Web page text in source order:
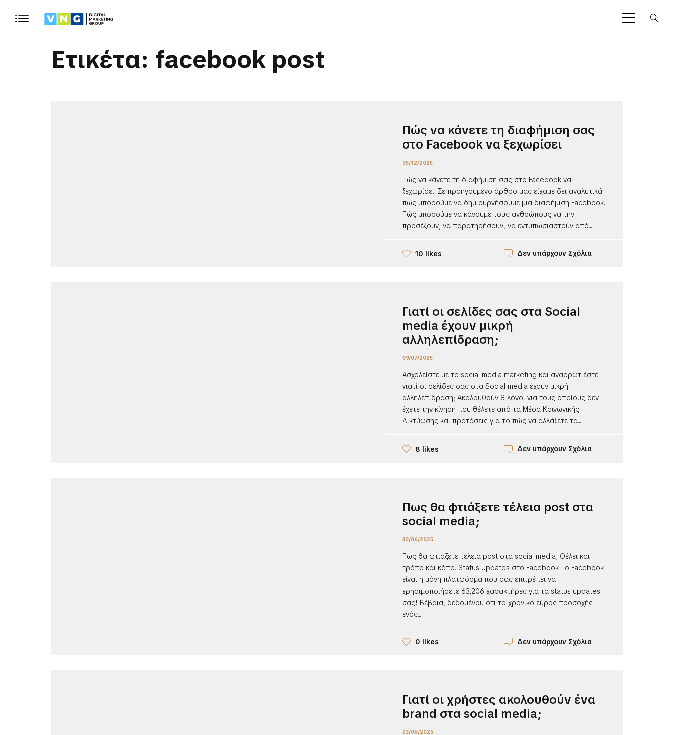
Ετικέτα: facebook post
Πώς να κάνετε τη διαφήμιση σας
στο Facebook να ξεχωρίσει
05/12/2025
Πώς να κάνετε τη διαφήμιση σας στο Facebook να
ξεχωρίσει. Σε προηγούμενο άρθρο μας είχαμε δει αναλυτικά
πως μπορούμε να δημιουργήσουμε μια διαφήμιση Facebook.
Πώς μπορούμε να κάνουμε τους ανθρώπους να την
προσέξουν, να παρατηρήσουν, να εντυπωσιαστούν από...
10 likes Δεν υπάρχουν Σχόλια
Γιατί οι σελίδες σας στα Social
media έχουν μικρή
αλληλεπίδραση;
09/07/2025
Ασχολείστε με το social media marketing και αναρρωτιέστε
γιατί οι σελίδες σας στα Social media έχουν μικρή
αλληλεπίδραση; Ακολουθούν 8 λόγοι για τους οποίους δεν
έχετε την κίνηση που θέλετε από τα Μέσα Κοινωνικής
Δικτύωσης και προτάσεις για το πώς να αλλάξετε τα...
8 likes Δεν υπάρχουν Σχόλια
Πως θα φτιάξετε τέλεια post στα
social media;
30/06/2025
Πως θα φτιάξετε τέλεια post στα social media; Θέλει και
τρόπο και κόπο. Status Updates στο Facebook Το Facebook
είναι η μόνη πλατφόρμα που σας επιτρέπει να
χρησιμοποιήσετε 63,206 χαρακτήρες για τα status updates
σας! Βέβαια, δεδομένου ότι το χρονικό εύρος προσοχής
ενός...
0 likes Δεν υπάρχουν Σχόλια
Γιατί οι χρήστες ακολουθούν ένα
brand στα social media;
23/06/2025